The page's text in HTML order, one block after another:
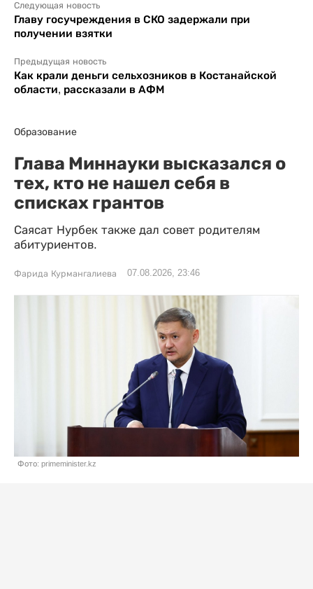
Следующая новость
Главу госучреждения в СКО задержали при
получении взятки
Предыдущая новость
Как крали деньги сельхозников в Костанайской
области, рассказали в АФМ
Образование
Глава Миннауки высказался о
тех, кто не нашел себя в
списках грантов
Саясат Нурбек также дал совет родителям
абитуриентов.
Фарида Курмангалиева 07.08.2026, 23:46
Фото: primeminister.kz